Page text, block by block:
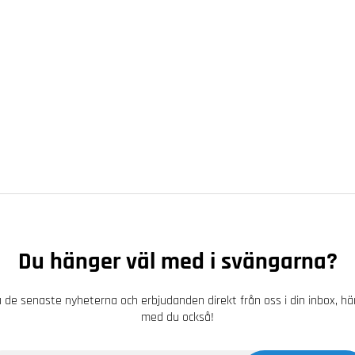
Du hänger väl med i svängarna?
de senaste nyheterna och erbjudanden direkt från oss i din inbox,
med du också!